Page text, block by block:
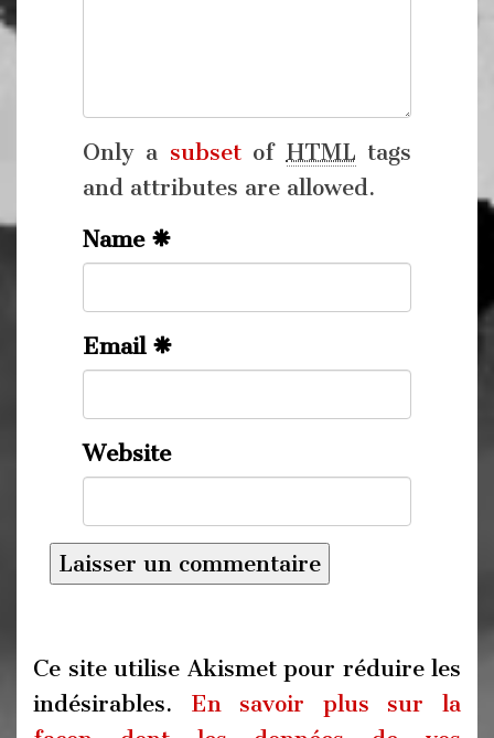
Only a subsetof HTML tags
and attributes are allowed.
Name
Email
Website
Ce site utilise Akismet pour réduire les
indésirables. En savoir plus sur la